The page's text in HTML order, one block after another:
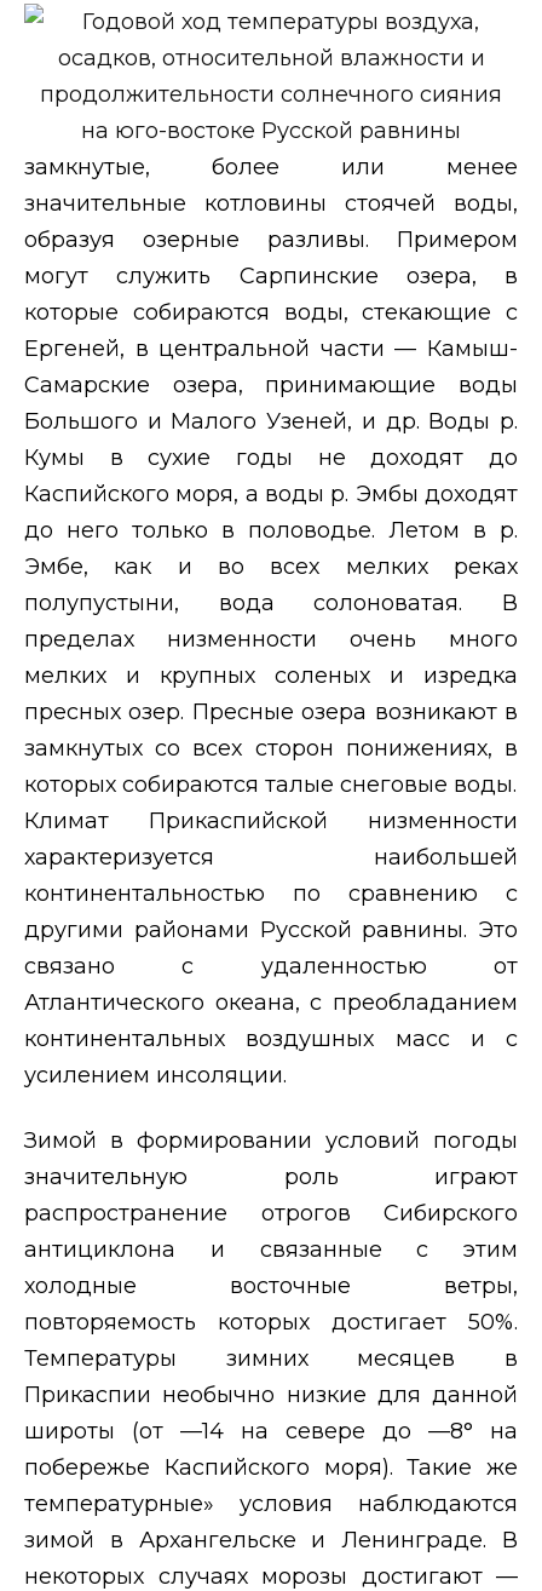
замкнутые, более или менее
значительные котловины стоячей воды,
образуя озерные разливы. Примером
могут служить Сарпинские озера, в
которые собираются воды, стекающие с
Ергеней, в центральной части — Камыш-
Самарские озера, принимающие воды
Большого и Малого Узеней, и др. Воды р.
Кумы в сухие годы не доходят до
Каспийского моря, а воды р. Эмбы доходят
до него только в половодье. Летом в р.
Эмбе, как и во всех мелких реках
полупустыни, вода солоноватая. В
пределах низменности очень много
мелких и крупных соленых и изредка
пресных озер. Пресные озера возникают в
замкнутых со всех сторон понижениях, в
которых собираются талые снеговые воды.
Климат Прикаспийской низменности
характеризуется наибольшей
континентальностью по сравнению с
другими районами Русской равнины. Это
связано с удаленностью от
Атлантического океана, с преобладанием
континентальных воздушных масс и с
усилением инсоляции.
Зимой в формировании условий погоды
значительную роль играют
распространение отрогов Сибирского
антициклона и связанные с этим
холодные восточные ветры,
повторяемость которых достигает 50%.
Температуры зимних месяцев в
Прикаспии необычно низкие для данной
широты (от —14 на севере до —8° на
побережье Каспийского моря). Такие же
температурные» условия наблюдаются
зимой в Архангельске и Ленинграде. В
некоторых случаях морозы достигают —